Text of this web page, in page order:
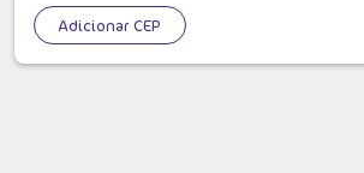
Adicionar CEP